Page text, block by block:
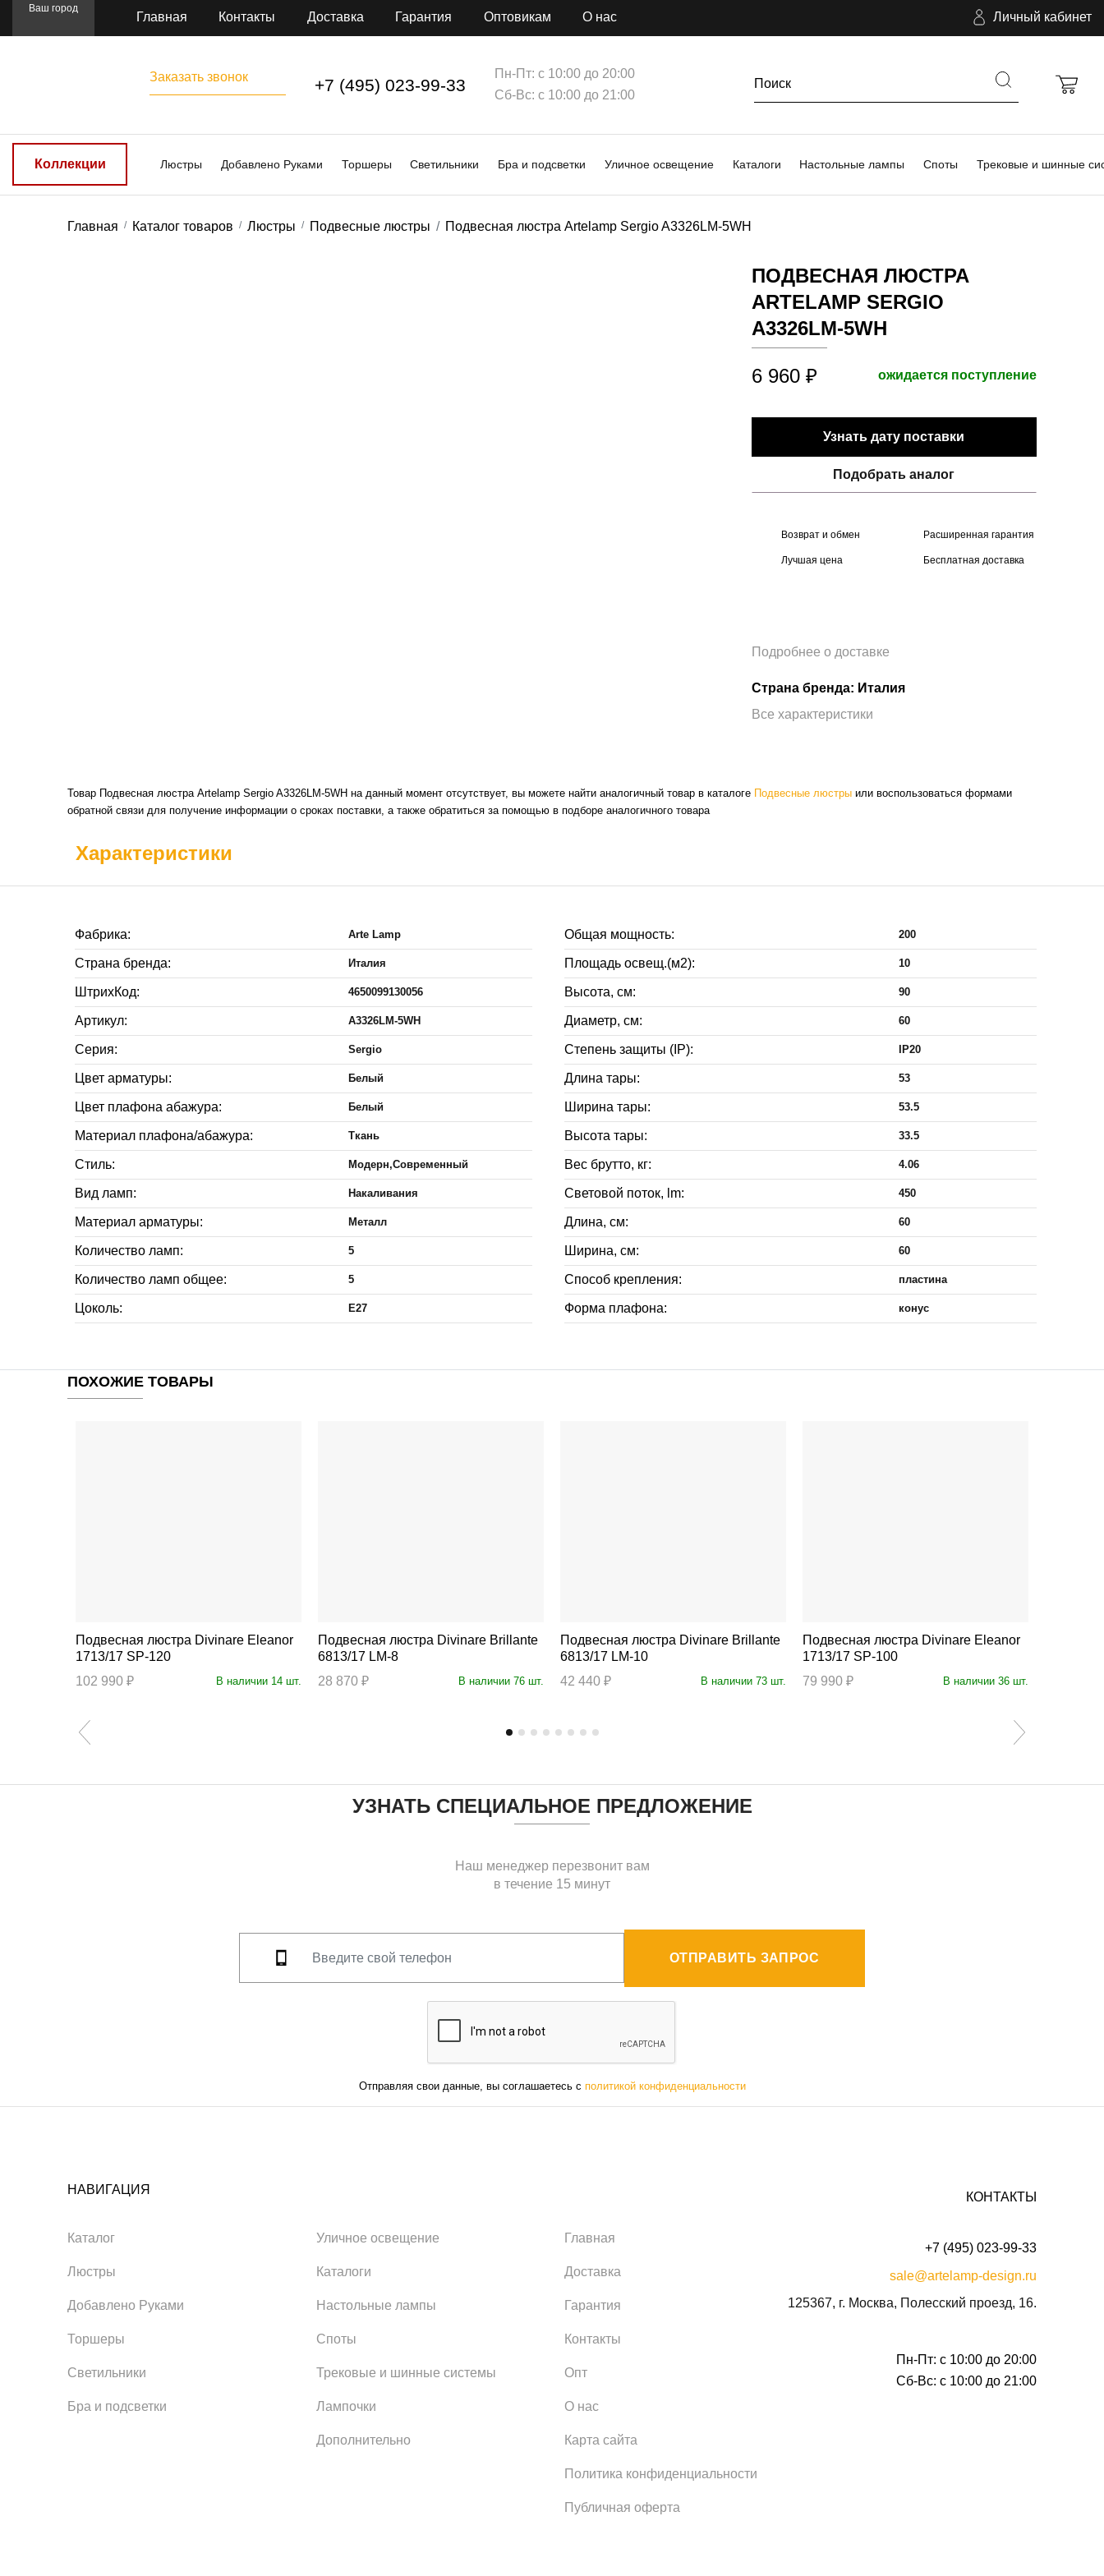
Ваш город
Главная Контакты Доставка Гарантия Оптовикам О нас Личный кабинет
Заказать звонок +7 (495) 023-99-33
Пн-Пт: с 10:00 до 20:00
Сб-Вс: с 10:00 до 21:00
Коллекции Люстры Добавлено Руками Торшеры Светильники Бра и подсветки Уличное освещение Каталоги Настольные лампы Споты Трековые и шинные
Главная Каталог товаров Люстры Подвесные люстры Подвесная люстра Artelamp Sergio A3326LM-5WH
ПОДВЕСНАЯ ЛЮСТРА
ARTELAMP SERGIO
A3326LM-5WH
6 960 ₽ ожидается поступление
Узнать дату поставки
Подобрать аналог
Возврат и обмен Расширенная гарантия
Лучшая цена Бесплатная доставка
Подробнее о доставке
Страна бренда: Италия
Все характеристики
Товар Подвесная люстра Artelamp Sergio A3326LM-5WH на данный момент отсутствует, вы можете найти аналогичный товар в каталоге Подвесные люстры или воспользоваться формами
обратной связи для получение информации о сроках поставки, а также обратиться за помощью в подборе аналогичного товара
Характеристики
Фабрика: Arte Lamp
Страна бренда: Италия
ШтрихКод: 4650099130056
Артикул: A3326LM-5WH
Серия: Sergio
Цвет арматуры: Белый
Цвет плафона абажура: Белый
Материал плафона/абажура: Ткань
Стиль: Модерн,Современный
Вид ламп: Накаливания
Материал арматуры: Металл
Количество ламп: 5
Количество ламп общее: 5
Цоколь: E27
Общая мощность: 200
Площадь освещ.(м2): 10
Высота, см: 90
Диаметр, см: 60
Степень защиты (IP): IP20
Длина тары: 53
Ширина тары: 53.5
Высота тары: 33.5
Вес брутто, кг: 4.06
Световой поток, lm: 450
Длина, см: 60
Ширина, см: 60
Способ крепления: пластина
Форма плафона: конус
ПОХОЖИЕ ТОВАРЫ
Подвесная люстра Divinare Eleanor
1713/17 SP-120
102 990 ₽
В наличии 14 шт.
Подвесная люстра Divinare Brillante
6813/17 LM-8
28 870 ₽
В наличии 76 шт.
Подвесная люстра Divinare Brillante
6813/17 LM-10
42 440 ₽
В наличии 73 шт.
Подвесная люстра Divinare Eleanor
1713/17 SP-100
79 990 ₽
В наличии 36 шт.
УЗНАТЬ СПЕЦИАЛЬНОЕ ПРЕДЛОЖЕНИЕ
Наш менеджер перезвонит вам
в течение 15 минут
ОТПРАВИТЬ ЗАПРОС
Отправляя свои данные, вы соглашаетесь с политикой конфиденциальности
НАВИГАЦИЯ
Каталог
Люстры
Добавлено Руками
Торшеры
Светильники
Бра и подсветки
Уличное освещение
Каталоги
Настольные лампы
Споты
Трековые и шинные системы
Лампочки
Дополнительно
Главная
Доставка
Гарантия
Контакты
Опт
О нас
Карта сайта
Политика конфиденциальности
Публичная оферта
КОНТАКТЫ
+7 (495) 023-99-33
sale@artelamp-design.ru
125367, г. Москва, Полесский проезд, 16.
Пн-Пт: с 10:00 до 20:00
Сб-Вс: с 10:00 до 21:00